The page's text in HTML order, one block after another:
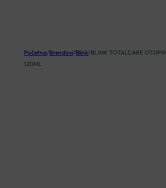
Početna/Brendovi/Blink/BLINK TOTALCARE
120ML